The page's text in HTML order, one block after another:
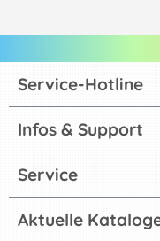
Aktuelle
Service-Hotline
Infos & Support
Service